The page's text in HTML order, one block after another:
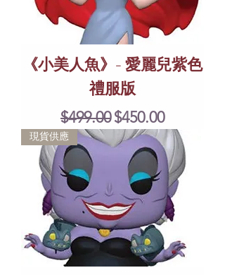
《小美人魚》- 愛麗兒紫色
禮服版
Regular Price
$499.00Sale Price
$450.00
現貨供應